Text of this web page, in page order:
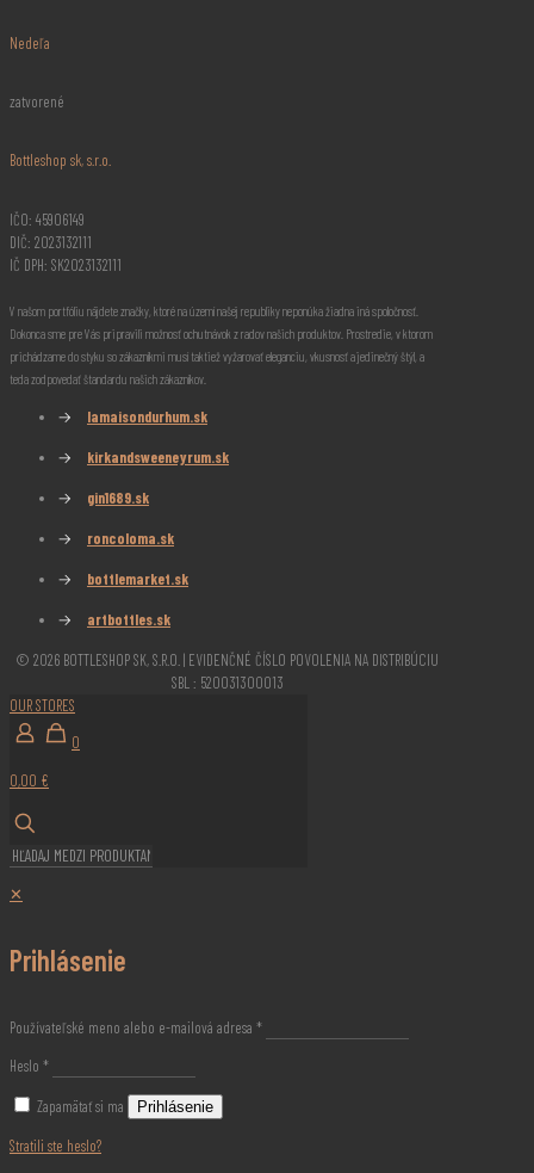
Nedeľa
zatvorené
Bottleshop sk, s.r.o.
IČO: 45906149
DIČ: 2023132111
IČ DPH: SK2023132111
V našom portfóliu nájdete značky, ktoré na území našej republiky neponúka žiadna iná spoločnosť.
Dokonca sme pre Vás pripravili možnosť ochutnávok z radov našich produktov. Prostredie, v ktorom
prichádzame do styku so zákazníkmi musí taktiež vyžarovať eleganciu, vkusnosť a jedinečný štýl, a
teda zodpovedať štandardu našich zákazníkov.
→ lamaisondurhum.sk
→ kirkandsweeneyrum.sk
→ gin1689.sk
→ roncoloma.sk
→ bottlemarket.sk
→ artbottles.sk
© 2026 BOTTLESHOP SK, S.R.O. | EVIDENČNÉ ČÍSLO POVOLENIA NA DISTRIBÚCIU
SBL : 520031300013
OUR STORES
0
0,00 €
✕
Prihlásenie
Používateľské meno alebo e-mailová adresa *
Heslo *
Zapamätať si ma Prihlásenie
Stratili ste heslo?